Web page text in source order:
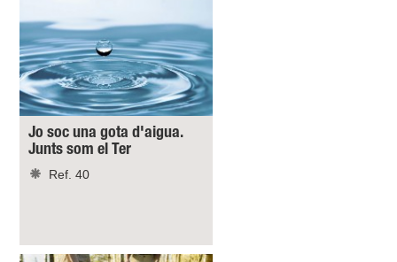
Jo soc una gota d'aigua.
Junts som el Ter
Ref. 40